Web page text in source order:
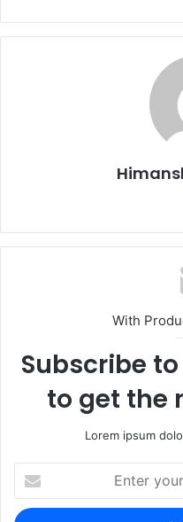
c
e
st
o
ai
l
ar
e
With
Subscribe
to get the
Lorem ipsum